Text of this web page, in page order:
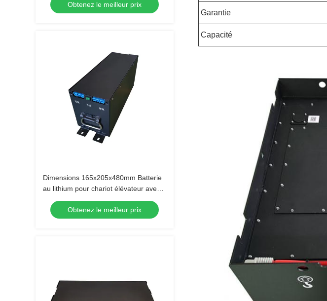
Obtenez le meilleur prix
Dimensions 165x205x480mm Batterie
au lithium pour chariot élévateur avec
capacité 40AH
Obtenez le meilleur prix
Garantie
Capacité